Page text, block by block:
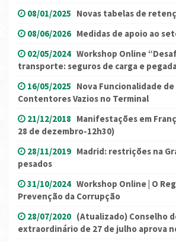
08/01/2025 Novas tabelas de
08/06/2026 Medidas de apoio ao
02/05/2024 Workshop Online
transporte: seguros de carga e
16/05/2025 Nova Funcionalidade
Contentores Vazios no Terminal
21/12/2018 Manifestações em
28 de dezembro-12h30)
28/11/2019 Madrid: restrições na
pesados
31/10/2024 Workshop Online | O
Prevenção da Corrupção
28/07/2020 (Atualizado) Conselho
extraordinário de 27 de julho aprova